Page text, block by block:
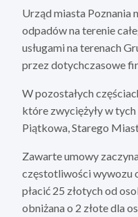
Urząd miasta Poznania
odpadów na terenie
usługami na terenach
przez dotychczasowe
W pozostałych
które zwyciężyły w
Piątkowa, Starego
Zawarte umowy
częstotliwości wywozu
płacić 25 złotych od
obniżana o 2 złote dla